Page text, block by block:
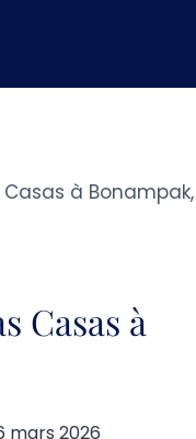
à Bonampak,
Casas à
mars 2026